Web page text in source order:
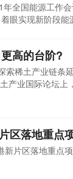
全国能源工作
眼实现新阶段
高的台阶?
稀土产业链条
业国际论坛上
区落地重点
片区落地重点